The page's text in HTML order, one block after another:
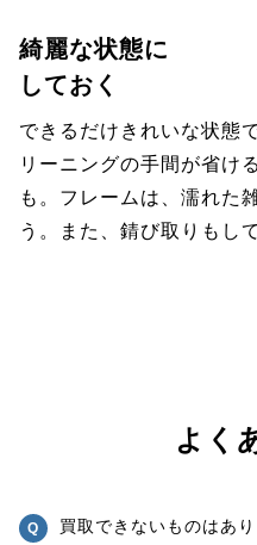
綺麗な状態に
しておく
できるだけきれいな状態
リーニングの手間が省け
も。フレームは、濡れた
う。また、錆び取りもし
よく
買取できないものはあり